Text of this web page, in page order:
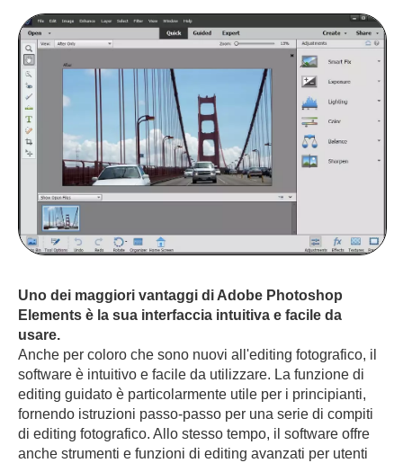
Uno dei maggiori vantaggi di Adobe Photoshop
Elements è la sua interfaccia intuitiva e facile da
usare.
Anche per coloro che sono nuovi all'editing fotografico, il
software è intuitivo e facile da utilizzare. La funzione di
editing guidato è particolarmente utile per i principianti,
fornendo istruzioni passo-passo per una serie di compiti
di editing fotografico. Allo stesso tempo, il software offre
anche strumenti e funzioni di editing avanzati per utenti